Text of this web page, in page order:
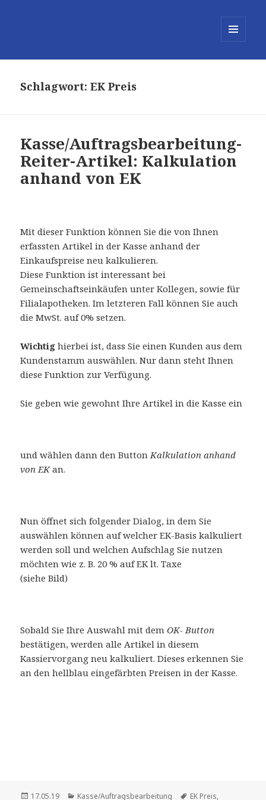
Schlagwort:EK Preis
Kasse/Auftragsbearbeitung-
Reiter-Artikel: Kalkulation
anhand von EK
Mit dieser Funktion können Sie die von Ihnen
erfassten Artikel in der Kasse anhand der
Einkaufspreise neu kalkulieren.
Diese Funktion ist interessant bei
Gemeinschaftseinkäufen unter Kollegen, sowie für
Filialapotheken. Im letzteren Fall können Sie auch
die MwSt. auf 0% setzen.
Wichtig hierbei ist, dass Sie einen Kunden aus dem
Kundenstamm auswählen. Nur dann steht Ihnen
diese Funktion zur Verfügung.
Sie geben wie gewohnt Ihre Artikel in die Kasse ein
und wählen dann den ButtonKalkulation anhand
von EKan.
Nun öffnet sich folgender Dialog, in dem Sie
auswählen können auf welcher EK-Basis kalkuliert
werden soll und welchen Aufschlag Sie nutzen
möchten wie z. B. 20 % auf EK lt. Taxe
(siehe Bild)
Sobald Sie Ihre Auswahl mit demOK- Button
bestätigen, werden alle Artikel in diesem
Kassiervorgang neu kalkuliert. Dieses erkennen Sie
an den hellblau eingefärbten Preisen in der Kasse.
Veröffentlicht
17.05.19 Kategorien
Kasse/Auftragsbearbeitung Schlagwörter
EK Preis,